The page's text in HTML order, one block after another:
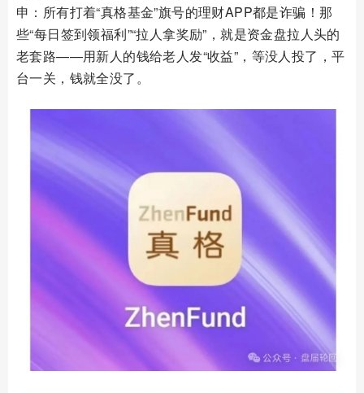
申：所有打着“真格基金”旗号的理财APP都是诈骗！那
些“每日签到领福利”“拉人拿奖励”，就是资金盘拉人头的
老套路——用新人的钱给老人发“收益”，等没人投了，平
台一关，钱就全没了。